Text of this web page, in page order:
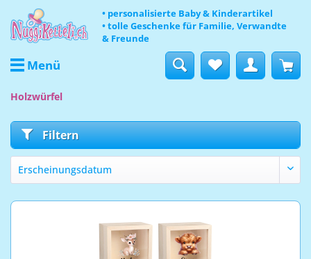
• personalisierte Baby & Kinderartikel
• tolle Geschenke für Familie, Verwandte
& Freunde
Menü
Holzwürfel
Filtern